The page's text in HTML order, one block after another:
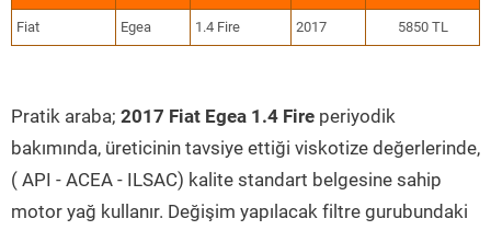
Fiat Egea 1.4 Fire 2017 5850 TL
Pratik araba; 2017 Fiat Egea 1.4 Fire periyodik
bakımında, üreticinin tavsiye ettiği viskotize değerlerinde,
( API - ACEA - ILSAC) kalite standart belgesine sahip
motor yağ kullanır. Değişim yapılacak filtre gurubundaki